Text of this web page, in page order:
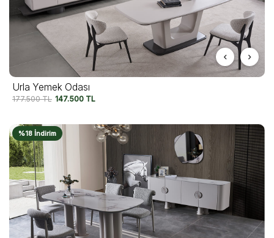
Urla Yemek Odası
177.500TL 147.500 TL
%18 İndirim